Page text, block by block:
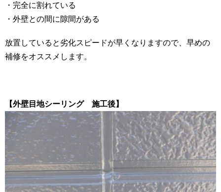
・完全に割れている
・外壁との間に隙間がある
放置していると劣化スピードが早くなりますので、早めの
補修をオススメします。
【外壁目地シーリング 施工後】